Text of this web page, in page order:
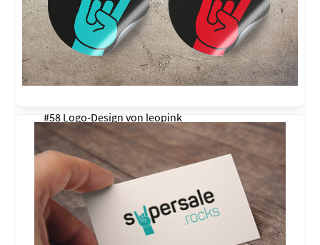
#58 Logo-Design von leopink